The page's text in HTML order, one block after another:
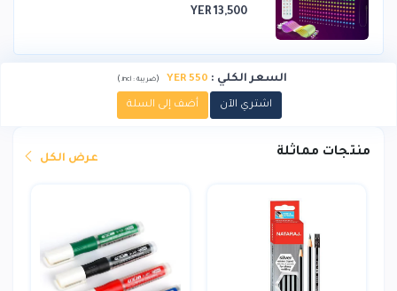
YER 13,500
السعر الكلي :
550 YER
(ضريبة : incl.
)
اشتري الآن أضف إلى السلة
منتجات مماثلة عرض الكل